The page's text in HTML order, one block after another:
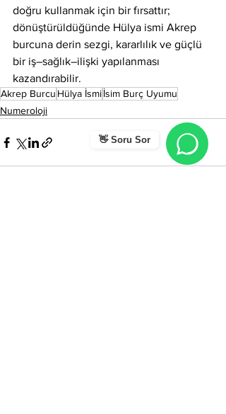
👋 Soru Sor
doğru kullanmak için bir fırsattır;
dönüştürüldüğünde Hülya ismi Akrep
burcuna derin sezgi, kararlılık ve güçlü
bir iş–sağlık–ilişki yapılanması
kazandırabilir.
Akrep Burcu Hülya İsmiİsim Burç Uyumu
Numeroloji